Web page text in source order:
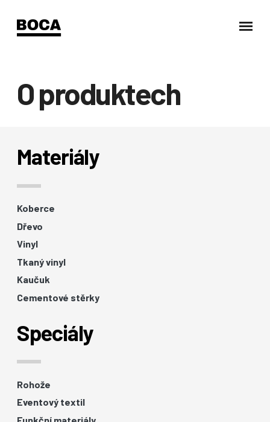
O produktech
Materiály
Koberce
Dřevo
Vinyl
Tkaný vinyl
Kaučuk
Cementové stěrky
Speciály
Rohože
Eventový textil
Funkční materiály